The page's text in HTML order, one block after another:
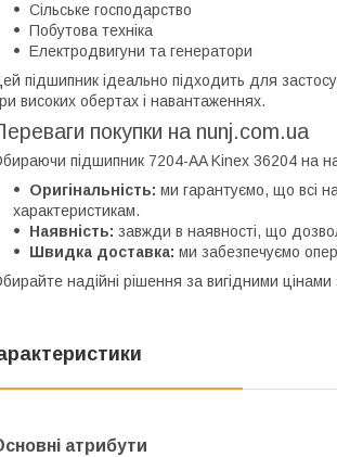
Сільське господарство
Побутова техніка
Електродвигуни та генератори
підшипник ідеально підходить для
високих обертах і навантаженнях.
покупки на nunj.com.ua
підшипник 7204-AA Kinex 36204 на
Оригінальність: ми гарантуємо, що всі
характеристикам.
Наявність: завжди в наявності, що
Швидка доставка: ми забезпечуємо
надійні рішення за вигідними
атрибути